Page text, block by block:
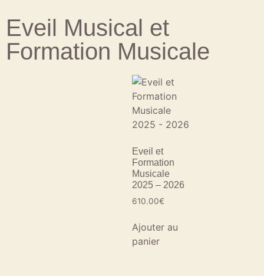
Eveil Musical et
Formation Musicale
Eveil et
Formation
Musicale
2025 – 2026
610.00€
Ajouter au
panier